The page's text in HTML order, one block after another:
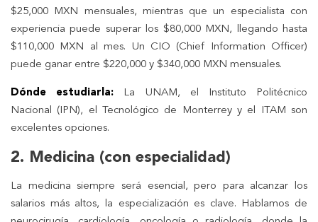
$25,000 MXN mensuales, mientras que un especialista con
experiencia puede superar los $80,000 MXN, llegando hasta
$110,000 MXN al mes. Un CIO (Chief Information Officer)
puede ganar entre $220,000 y $340,000 MXN mensuales.
Dónde estudiarla: La UNAM, el Instituto Politécnico
Nacional (IPN), el Tecnológico de Monterrey y el ITAM son
excelentes opciones.
2. Medicina (con especialidad)
La medicina siempre será esencial, pero para alcanzar los
salarios más altos, la especialización es clave. Hablamos de